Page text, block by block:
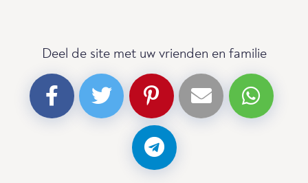
Deel de site met uw vrienden en familie